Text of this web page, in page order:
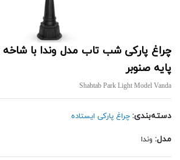
چراغ پارکی شب تاب مدل وندا با شاخه
پایه صنوبر
Shabtab Park Light Model Vanda
دسته‌بندی: چراغ پارکی ایستاده
مدل: وندا